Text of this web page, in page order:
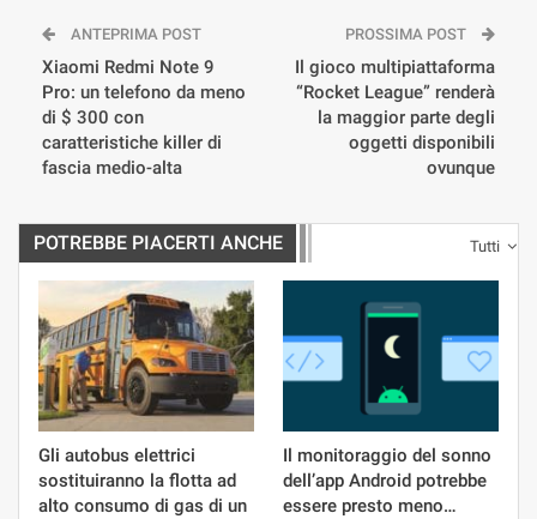
ANTEPRIMA POST
Xiaomi Redmi Note 9
Pro: un telefono da meno
di $ 300 con
caratteristiche killer di
fascia medio-alta
PROSSIMA POST
Il gioco multipiattaforma
“Rocket League” renderà
la maggior parte degli
oggetti disponibili
ovunque
Tutti
POTREBBE PIACERTI ANCHE
Gli autobus elettrici
sostituiranno la flotta ad
alto consumo di gas di un
Il monitoraggio del sonno
dell’app Android potrebbe
essere presto meno…